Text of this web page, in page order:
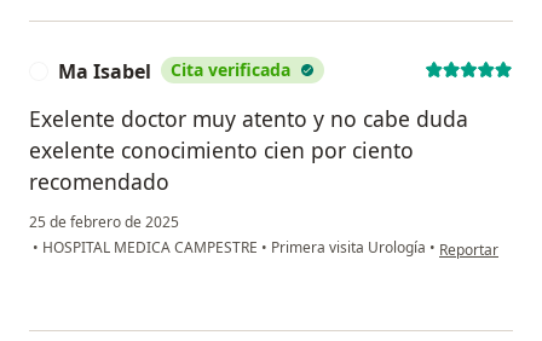
Ma Isabel Cita verificada
Exelente doctor muy atento y no cabe duda
exelente conocimiento cien por ciento
recomendado
25 de febrero de 2025
• HOSPITAL MEDICA CAMPESTRE • Primera visita Urología • en opinión del
Reportar